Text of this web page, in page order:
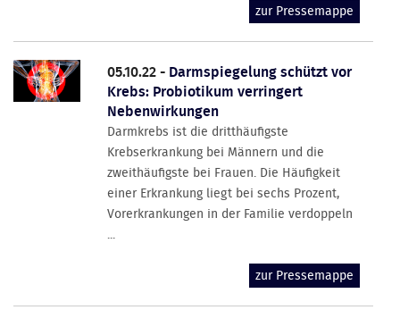
zur Pressemappe
05.10.22 - Darmspiegelung schützt vor
Krebs: Probiotikum verringert
Nebenwirkungen
Darmkrebs ist die dritthäufigste
Krebserkrankung bei Männern und die
zweithäufigste bei Frauen. Die Häufigkeit
einer Erkrankung liegt bei sechs Prozent,
Vorerkrankungen in der Familie verdoppeln
...
zur Pressemappe